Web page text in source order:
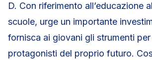
D. Con riferimento all’educazione
scuole, urge un importante
fornisca ai giovani gli strumenti
protagonisti del proprio futuro.